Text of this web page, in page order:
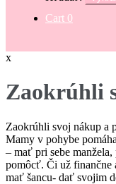
Cart 0
x
Zaokrúhli
Zaokrúhli svoj nákup a
Mamy v pohybe
– mať pri sebe
pomôcť. Či už finančne
mať šancu- dať svojim